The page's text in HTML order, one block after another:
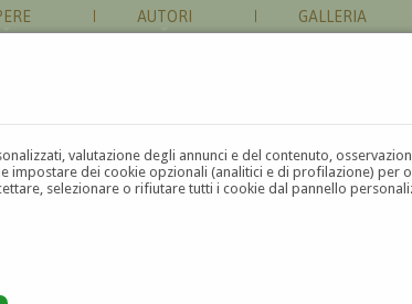
valutazione degli annunci e del contenuto,
impostare dei cookie opzionali (analitici e di profilazione)
selezionare o rifiutare tutti i cookie dal pannello
AUTORI GALLERIA
I J K L M N O P Q R S T